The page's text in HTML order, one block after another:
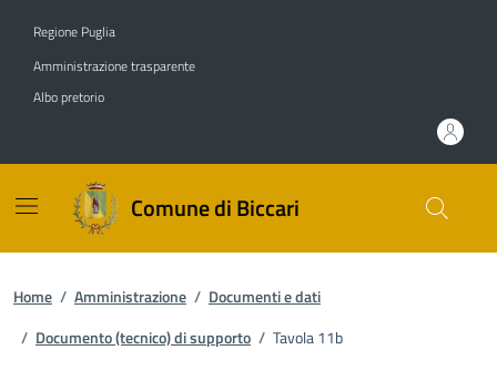
Regione Puglia
Amministrazione trasparente
Albo pretorio
Comune di Biccari
Home / Amministrazione / Documenti e dati
/ Documento (tecnico) di supporto / Tavola 11b